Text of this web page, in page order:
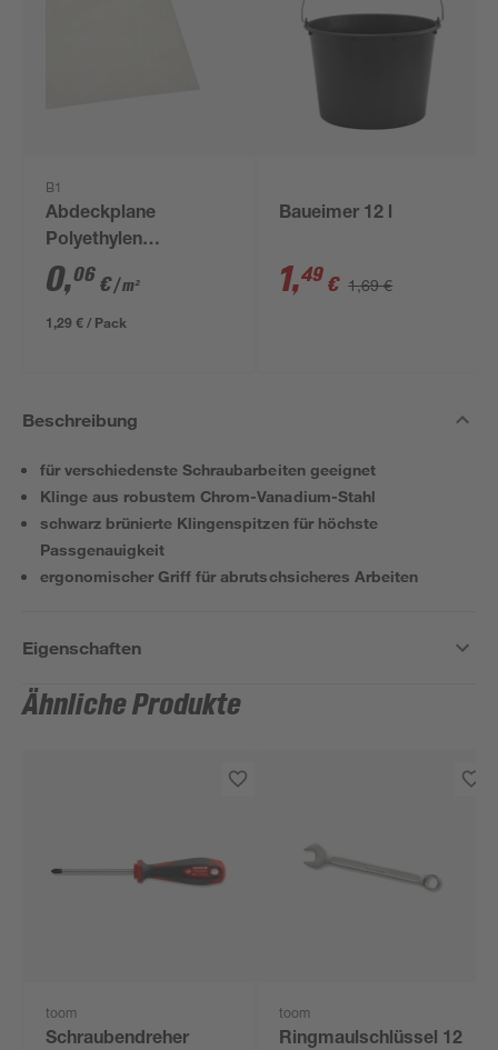
B1
Abdeckplane
Polyethylen
transparent 4 x 5 m
0,06 €/ m²
1,29 € / Pack
Baueimer 12 l
1,49 € 1,69 €
Beschreibung
für verschiedenste Schraubarbeiten geeignet
Klinge aus robustem Chrom-Vanadium-Stahl
schwarz brünierte Klingenspitzen für höchste
Passgenauigkeit
ergonomischer Griff für abrutschsicheres Arbeiten
Eigenschaften
Ähnliche Produkte
toom
Schraubendreher
toom
Ringmaulschlüssel 12